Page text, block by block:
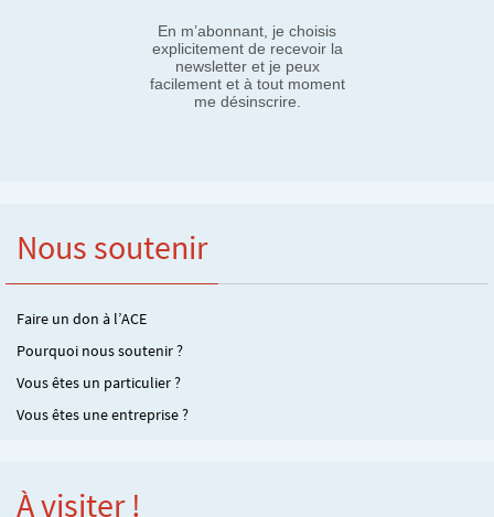
En m’abonnant, je choisis
explicitement de recevoir la
newsletter et je peux
facilement et à tout moment
me désinscrire.
Nous soutenir
Faire un don à l’ACE
Pourquoi nous soutenir ?
Vous êtes un particulier ?
Vous êtes une entreprise ?
À visiter !